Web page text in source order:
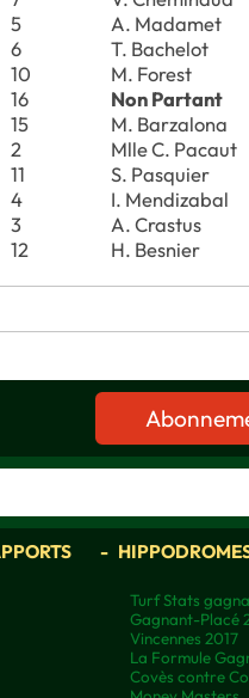
5 A. Madamet
6 T. Bachelot
10 M. Forest
16 Non Partant
15 M. Barzalona
2 Mlle C. Pacaut
11 S. Pasquier
4 I. Mendizabal
3 A. Crastus
12 H. Besnier
Turf Stats
Gagnant-Placé
Vincennes 2017
La Formule
Covès contre